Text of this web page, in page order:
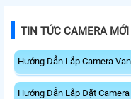
TIN TỨC CAMERA
Hướng Dẫn Lắp Camera
Hướng Dẫn Lắp Đặt